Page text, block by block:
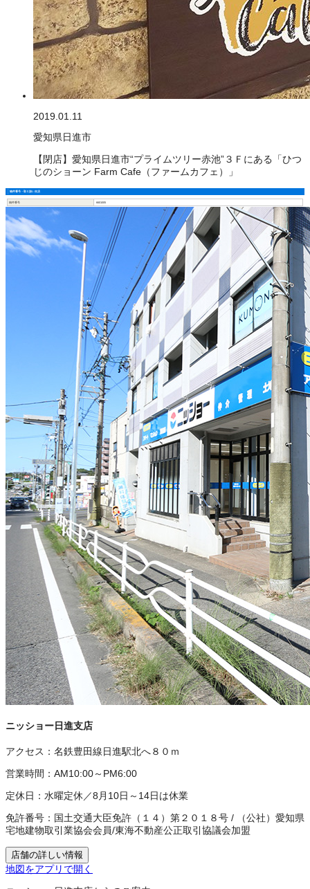
2019.01.11
愛知県日進市
【閉店】愛知県日進市“プライムツリー赤池”３Ｆにある「ひつ
じのショーン Farm Cafe（ファームカフェ）」
物件番号・取り扱い支店
物件番号 6601005
ニッショー日進支店
アクセス： 名鉄豊田線日進駅北へ８０ｍ
営業時間： AM10:00～PM6:00
定休日： 水曜定休／8月10日～14日は休業
免許番号： 国土交通大臣免許（１４）第２０１８号 /
（公社）愛知県
宅地建物取引業協会会員/東海不動産公正取引協議会加盟
店舗の詳しい情報
地図をアプリで開く